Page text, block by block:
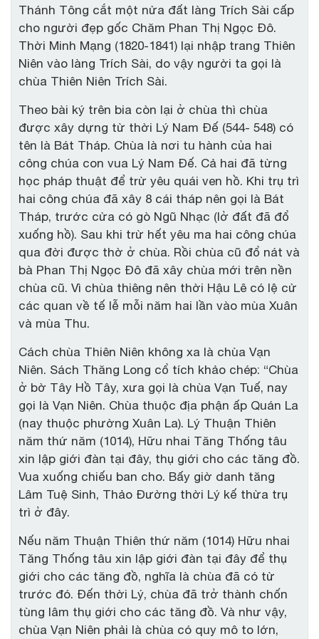
Thánh Tông cắt một nửa đất làng Trích Sài cấp
cho người đẹp gốc Chăm Phan Thị Ngọc Đô.
Thời Minh Mạng (1820-1841) lại nhập trang Thiên
Niên vào làng Trích Sài, do vậy người ta gọi là
chùa Thiên Niên Trích Sài.
Theo bài ký trên bia còn lại ở chùa thì chùa
được xây dựng từ thời Lý Nam Đế (544- 548) có
tên là Bát Tháp. Chùa là nơi tu hành của hai
công chúa con vua Lý Nam Đế. Cả hai đã từng
học pháp thuật để trừ yêu quái ven hồ. Khi trụ trì
hai công chúa đã xây 8 cái tháp nên gọi là Bát
Tháp, trước cửa có gò Ngũ Nhạc (lở đất đã đổ
xuống hồ). Sau khi trừ hết yêu ma hai công chúa
qua đời được thờ ở chùa. Rồi chùa cũ đổ nát và
bà Phan Thị Ngọc Đô đã xây chùa mới trên nền
chùa cũ. Vì chùa thiêng nên thời Hậu Lê có lệ cử
các quan về tế lễ mỗi năm hai lần vào mùa Xuân
và mùa Thu.
Cách chùa Thiên Niên không xa là chùa Vạn
Niên. Sách Thăng Long cổ tích khảo chép: “Chùa
ở bờ Tây Hồ Tây, xưa gọi là chùa Vạn Tuế, nay
gọi là Vạn Niên. Chùa thuộc địa phận ấp Quán La
(nay thuộc phường Xuân La). Lý Thuận Thiên
năm thứ năm (1014), Hữu nhai Tăng Thống tâu
xin lập giới đàn tại đây, thụ giới cho các tăng đồ.
Vua xuống chiếu ban cho. Bấy giờ danh tăng
Lâm Tuệ Sinh, Thảo Đường thời Lý kế thừa trụ
trì ở đây.
Nếu năm Thuận Thiên thứ năm (1014) Hữu nhai
Tăng Thống tâu xin lập giới đàn tại đây để thụ
giới cho các tăng đồ, nghĩa là chùa đã có từ
trước đó. Đến thời Lý, chùa đã trở thành chốn
tùng lâm thụ giới cho các tăng đồ. Và như vậy,
chùa Vạn Niên phải là chùa có quy mô to lớn,